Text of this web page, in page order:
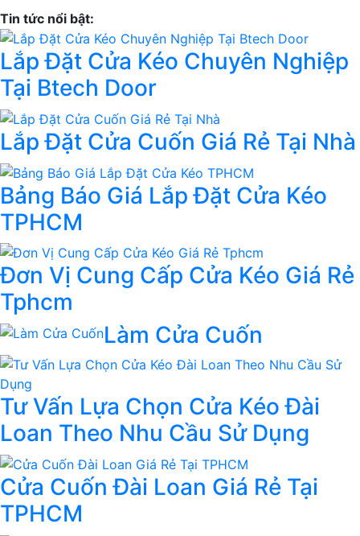
Tin tức nổi bật:
Lắp Đặt Cửa Kéo Chuyên Nghiệp
Tại Btech Door
Lắp Đặt Cửa Cuốn Giá Rẻ Tại Nhà
Bảng Báo Giá Lắp Đặt Cửa Kéo
TPHCM
Đơn Vị Cung Cấp Cửa Kéo Giá Rẻ
Tphcm
Làm Cửa Cuốn
Tư Vấn Lựa Chọn Cửa Kéo Đài
Loan Theo Nhu Cầu Sử Dụng
Cửa Cuốn Đài Loan Giá Rẻ Tại
TPHCM